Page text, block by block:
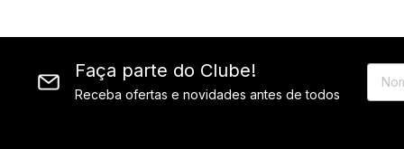
Faça parte do Clube!
Receba ofertas e novidades antes de todos